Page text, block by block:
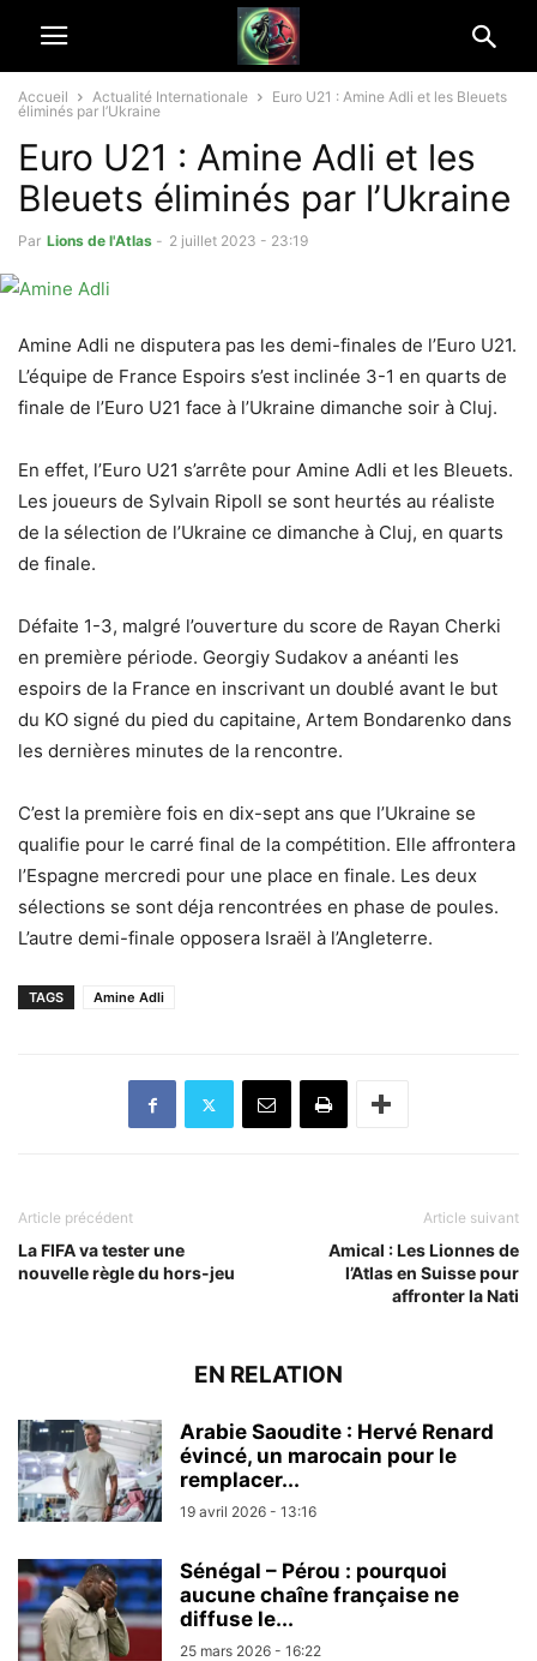
Accueil Actualité Internationale
Euro U21 : Amine Adli et les Bleuets
éliminés par l’Ukraine
Euro U21 : Amine Adli et les
Bleuets éliminés par l’Ukraine
Par Lions de l'Atlas - 2 juillet 2023 - 23:19
Amine Adli ne disputera pas les demi-finales de l’Euro U21.
L’équipe de France Espoirs s’est inclinée 3-1 en quarts de
finale de l’Euro U21 face à l’Ukraine dimanche soir à Cluj.
En effet, l’Euro U21 s’arrête pour Amine Adli et les Bleuets.
Les joueurs de Sylvain Ripoll se sont heurtés au réaliste
de la sélection de l’Ukraine ce dimanche à Cluj, en quarts
de finale.
Défaite 1-3, malgré l’ouverture du score de Rayan Cherki
en première période. Georgiy Sudakov a anéanti les
espoirs de la France en inscrivant un doublé avant le but
du KO signé du pied du capitaine, Artem Bondarenko dans
les dernières minutes de la rencontre.
C’est la première fois en dix-sept ans que l’Ukraine se
qualifie pour le carré final de la compétition. Elle affrontera
l’Espagne mercredi pour une place en finale. Les deux
sélections se sont déja rencontrées en phase de poules.
L’autre demi-finale opposera Israël à l’Angleterre.
TAGS Amine Adli
Article précédent
La FIFA va tester une
nouvelle règle du hors-jeu
Article suivant
Amical : Les Lionnes de
l’Atlas en Suisse pour
affronter la Nati
EN RELATION
Arabie Saoudite : Hervé Renard
évincé, un marocain pour le
remplacer...
19 avril 2026 - 13:16
Sénégal – Pérou : pourquoi
aucune chaîne française ne
diffuse le...
25 mars 2026 - 16:22